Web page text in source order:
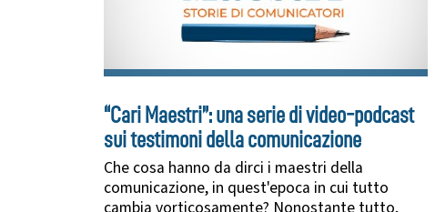
“Cari Maestri”: una serie di video-podcast
sui testimoni della comunicazione
Che cosa hanno da dirci i maestri della
comunicazione, in quest'epoca in cui tutto